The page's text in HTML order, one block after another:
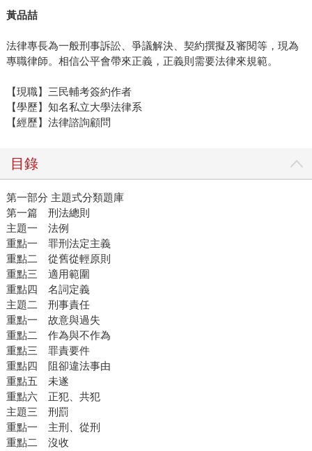
黃品喆
法律專長為一般刑事訴訟、爭議解決、契約撰擬及審閱等，現為
專職律師。相信公平會帶來正義，正義則需要法律來規範。
【現職】三民輔考簽約作者
【學歷】知名私立大學法律系
【經歷】法律諮詢顧問
目錄
第一部分 主題式分類題庫
第一篇 刑法總則
主題一 法例
重點一 罪刑法定主義
重點二 從舊從輕原則
重點三 適用範圍
重點四 名詞定義
主題二 刑事責任
重點一 故意與過失
重點二 作為與不作為
重點三 罪責要件
重點四 阻卻違法事由
重點五 未遂
重點六 正犯、共犯
主題三 刑罰
重點一 主刑、從刑
重點二 沒收